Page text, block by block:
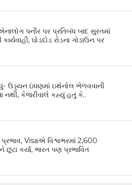
પનીર પર પ્રતિબંધ બાદ સુરતમાં
ઘોડદોડ રોડના ગોડાઉન પર
ઉડ્ડયન ઇંધણમાં ઇથેનોલ ભેળવવાની
નથી, કેજરીવાલે કહ્યું હતું કે..
પ્રભાવ, Visaએ વિશ્વભરમાં 2,600
છૂટા કર્યા, ભારત પણ પ્રભાવિત